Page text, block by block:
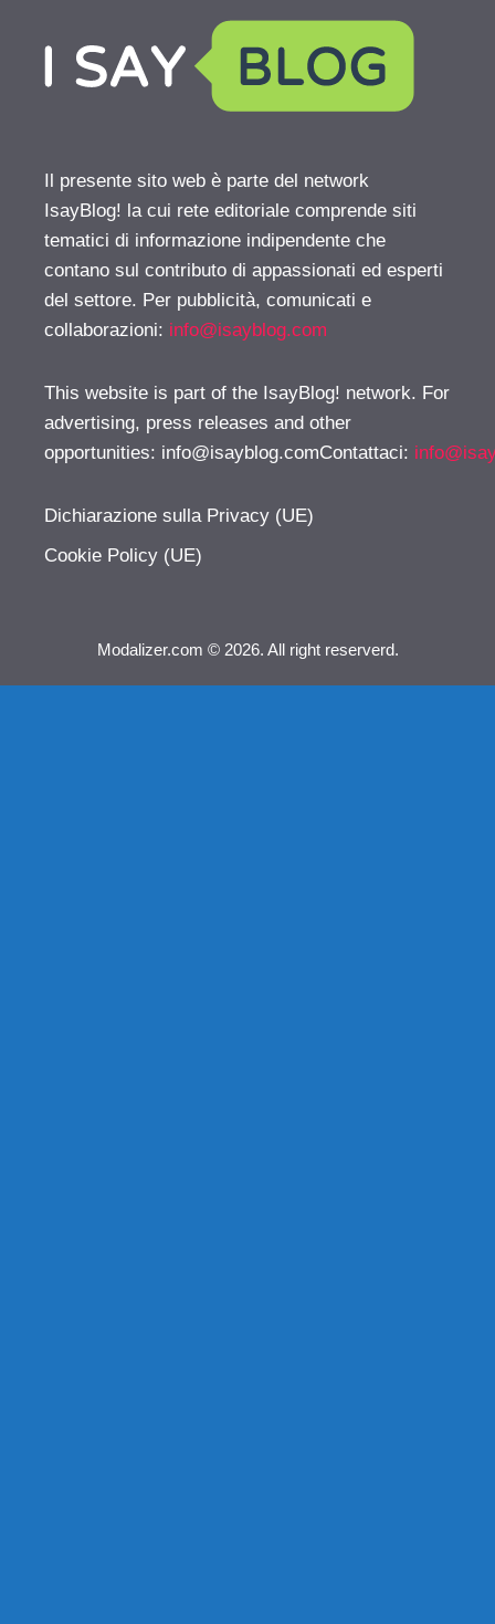
Il presente sito web è parte del network
IsayBlog! la cui rete editoriale comprende siti
tematici di informazione indipendente che
contano sul contributo di appassionati ed esperti
del settore. Per pubblicità, comunicati e
collaborazioni: info@isayblog.com
This website is part of the IsayBlog! network. For
advertising, press releases and other
opportunities: info@isayblog.comContattaci:
Dichiarazione sulla Privacy (UE)
Cookie Policy (UE)
Modalizer.com © 2026. All right reserverd.